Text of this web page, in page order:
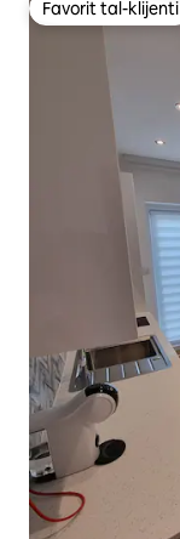
Favorit tal-klijenti
Favorit tal-klijenti